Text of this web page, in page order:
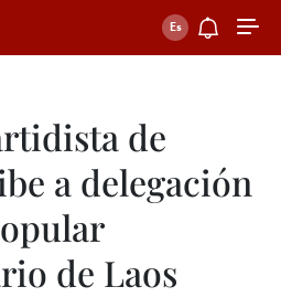
de
a delegación
de Laos